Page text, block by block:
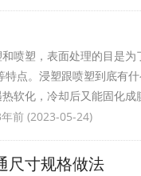
喷塑，表面处理的目是
点。浸塑跟喷塑到底有
软化，冷却后又能固化
前 (2023-05-24)
尺寸规格做法